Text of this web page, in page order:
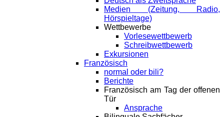
Medien (Zeitung, Radio,
Hörspieltage)
Wettbewerbe
Vorlesewettbewerb
Schreibwettbewerb
Exkursionen
Französisch
normal oder bili?
Berichte
Französisch am Tag der offenen
Tür
Ansprache